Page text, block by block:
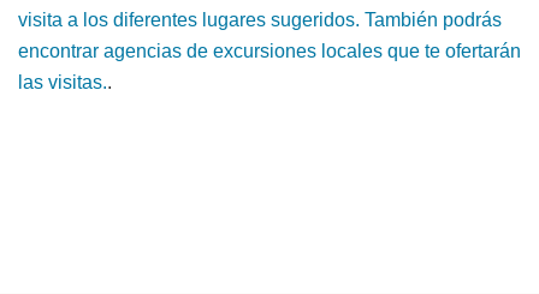
visita a los diferentes lugares sugeridos. También podrás
encontrar agencias de excursiones locales que te ofertarán
las visitas..